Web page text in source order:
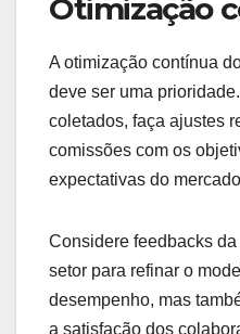
uma análise abrangente.
O monitoramento